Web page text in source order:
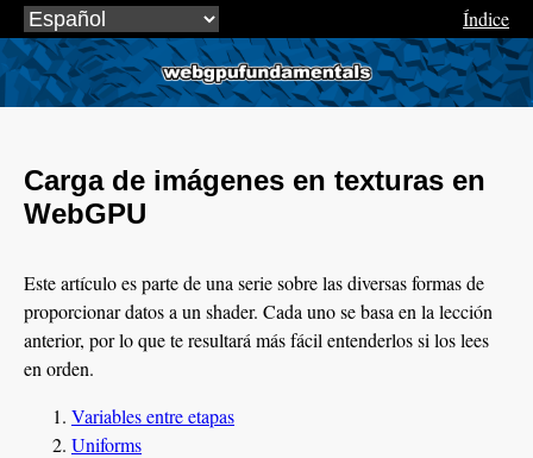
Índice
webgpufundamentals.org
Carga de imágenes en texturas en
WebGPU
Este artículo es parte de una serie sobre las diversas formas de
proporcionar datos a un shader. Cada uno se basa en la lección
anterior, por lo que te resultará más fácil entenderlos si los lees
en orden.
Variables entre etapas
Uniforms